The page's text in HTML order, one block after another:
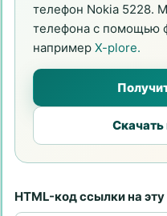
телефон Nokia 5228.
телефона с помощью
например X-plore.
HTML-код ссылки на